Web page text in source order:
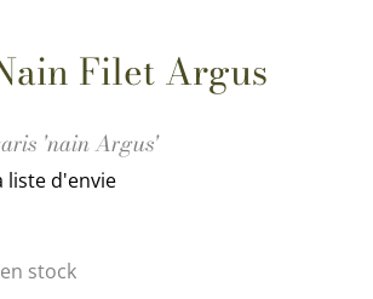
Filet Argus
'nain Argus'
liste d'envie
stock